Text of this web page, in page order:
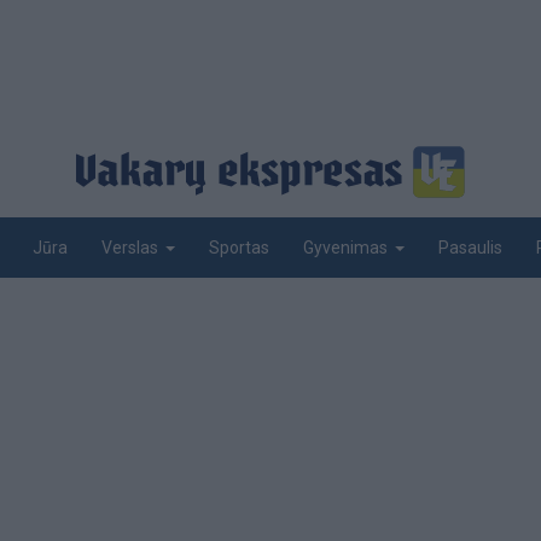
Jūra Verslas Sportas Gyvenimas Pasaulis